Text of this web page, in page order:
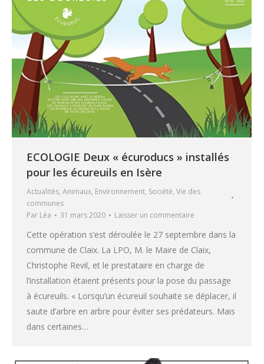
ECOLOGIE Deux « écuroducs » installés
pour les écureuils en Isère
Actualités, Animaux, Environnement, Société, Vie des
communes
Par Léa 31 mars 2020 Laisser un commentaire
Cette opération s’est déroulée le 27 septembre dans la
commune de Claix. La LPO, M. le Maire de Claix,
Christophe Revil, et le prestataire en charge de
l’installation étaient présents pour la pose du passage
à écureuils. « Lorsqu’un écureuil souhaite se déplacer, il
saute d’arbre en arbre pour éviter ses prédateurs. Mais
dans certaines…